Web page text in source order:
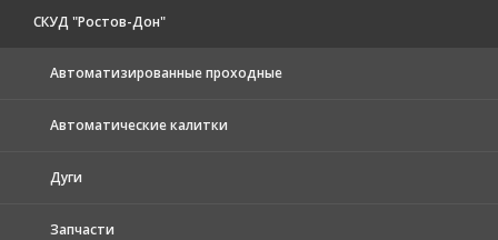
СКУД "Ростов-Дон"
Автоматизированные проходные
Автоматические калитки
Дуги
Запчасти